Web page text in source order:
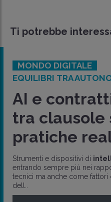
Ti potrebbe
MONDO DIGITALE
EQUILIBRI TRA
AI e
tra clausole
pratiche
Strumenti e dispositivi di
entrando sempre più nei
tecnici ma anche come
dell..